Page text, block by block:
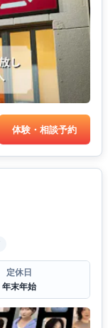
体験・相談予約
定休日
年末年始